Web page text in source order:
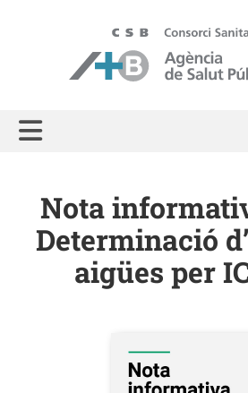
ASPB - Agència de Salut
Nota
Determinació
aigües per